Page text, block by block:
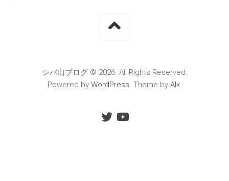
シバ山ブログ © 2026. All Rights Reserved.
Powered by WordPress. Theme by Alx.